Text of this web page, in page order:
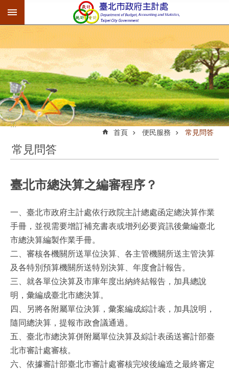
跳到主要內容區塊
:::
首頁 便民服務 常見問答
常見問答
臺北市總決算之編審程序？
一、臺北市政府主計處依行政院主計總處函定總決算作業
手冊，並視需要增訂補充書表或增列必要資訊後彙編臺北
市總決算編製作業手冊。
二、審核各機關所送單位決算、各主管機關所送主管決算
及各特別預算機關所送特別決算、年度會計報告。
三、就各單位決算及市庫年度出納終結報告，加具總說
明，彙編成臺北市總決算。
四、另將各附屬單位決算，彙案編成綜計表，加具說明，
隨同總決算，提報市政會議通過。
五、臺北市總決算併附屬單位決算及綜計表函送審計部臺
北市審計處審核。
六、依據審計部臺北市審計處審核完竣後編造之最終審定